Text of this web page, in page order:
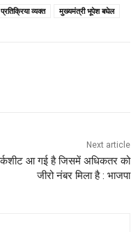
व्यक्त मुख्यमंत्री भूपेश बघेल
Next article
आ गई है जिसमें अधिकतर को
जीरो नंबर मिला है : भाजपा